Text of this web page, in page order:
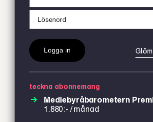
teckna abonnemang
Mediebyråbarometern
1.880:- / månad